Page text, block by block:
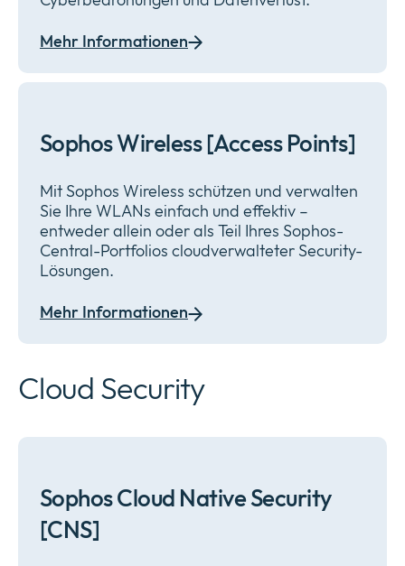
Mehr Informationen
Sophos Wireless [Access Points]
Mit Sophos Wireless schützen und verwalten
Sie Ihre WLANs einfach und effektiv –
entweder allein oder als Teil Ihres Sophos-
Central-Portfolios cloudverwalteter Security-
Lösungen.
Mehr Informationen
Cloud Security
Sophos Cloud Native Security
[CNS]